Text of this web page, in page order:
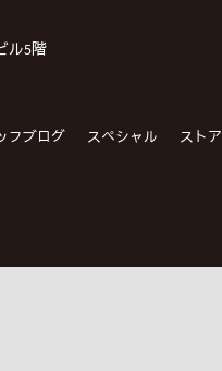
ル5階
フブログ スペシャル ストア